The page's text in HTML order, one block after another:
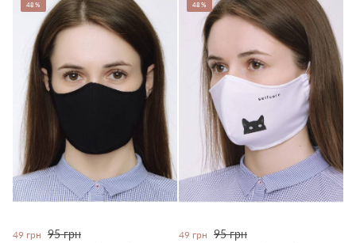
48%
49 грн 95 грн
48%
49 грн 95 грн